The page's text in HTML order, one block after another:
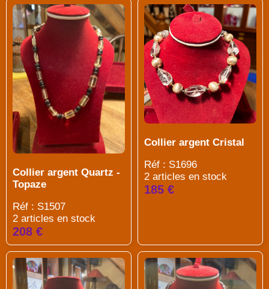
Collier argent Quartz -
Topaze
Réf : S1507
2 articles en stock
208 €
Collier argent Cristal
Réf : S1696
2 articles en stock
185 €